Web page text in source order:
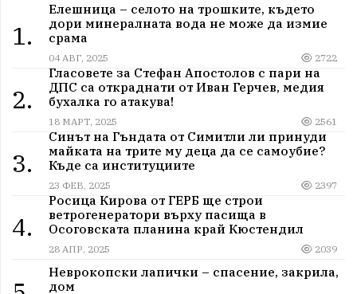
1.
Елешница – селото на трошките, където
дори минералната вода не може да измие
срама
04 АВГ, 2025 2722
2.
Гласовете за Стефан Апостолов с пари на
ДПС са откраднати от Иван Герчев, медия
бухалка го атакува!
18 МАРТ, 2025 2561
3.
Синът на Гъндата от Симитли ли принуди
майката на трите му деца да се самоубие?
Къде са институциите
23 ФЕВ, 2025 2397
4.
Росица Кирова от ГЕРБ ще строи
ветрогенератори върху пасища в
Осоговската планина край Кюстендил
28 АПР, 2025 2039
Неврокопски лапички – спасение, закрила,
дом